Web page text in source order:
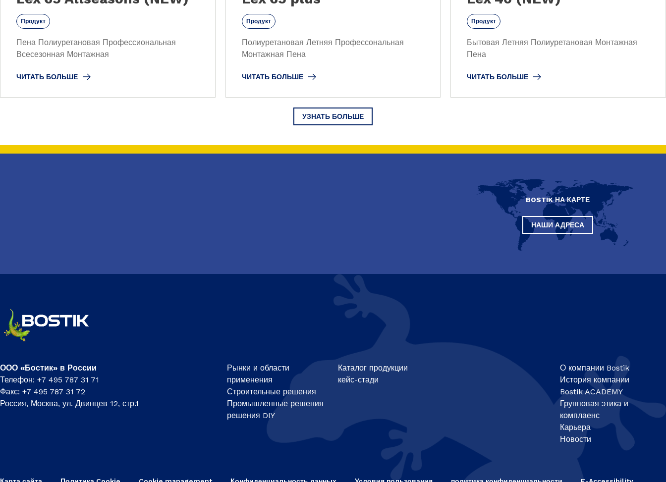
Продукт
Пена Полиуретановая Профессиональная
Всесезонная Монтажная
ЧИТАТЬ БОЛЬШЕ
Продукт
Полиуретановая Летняя Профессональная
Монтажная Пена
ЧИТАТЬ БОЛЬШЕ
Продукт
Бытовая Летняя Полиуретановая Монтажная
Пена
ЧИТАТЬ БОЛЬШЕ
УЗНАТЬ БОЛЬШЕ
BOSTIK НА КАРТЕ
НАШИ АДРЕСА
ООО «Бостик» в России
Телефон: +7 495 787 31 71
Факс: +7 495 787 31 72
Россия, Москва, ул. Двинцев 12, стр.1
Рынки и области
применения
Строительные решения
Промышленные решения
решения DIY
Каталог продукции
кейс-стади
О компании Bostik
История компании
Bostik ACADEMY
Групповая этика и
комплаенс
Карьера
Новости